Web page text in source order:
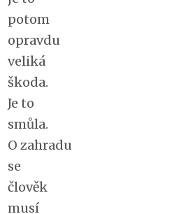
potom
opravdu
veliká
škoda.
Je to
smůla.
O zahradu
se
člověk
musí